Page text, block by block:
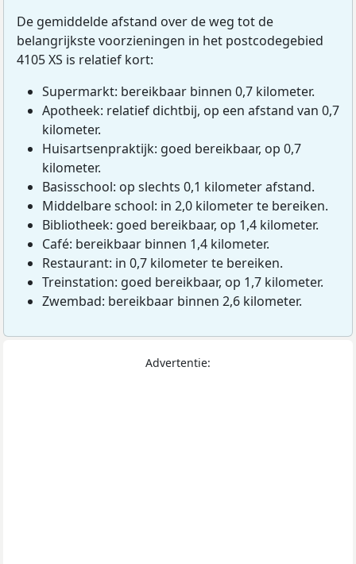
De gemiddelde afstand over de weg tot de
belangrijkste voorzieningen in het postcodegebied
4105 XS is relatief kort:
Supermarkt: bereikbaar binnen 0,7 kilometer.
Apotheek: relatief dichtbij, op een afstand van 0,7
kilometer.
Huisartsenpraktijk: goed bereikbaar, op 0,7
kilometer.
Basisschool: op slechts 0,1 kilometer afstand.
Middelbare school: in 2,0 kilometer te bereiken.
Bibliotheek: goed bereikbaar, op 1,4 kilometer.
Café: bereikbaar binnen 1,4 kilometer.
Restaurant: in 0,7 kilometer te bereiken.
Treinstation: goed bereikbaar, op 1,7 kilometer.
Zwembad: bereikbaar binnen 2,6 kilometer.
Advertentie: